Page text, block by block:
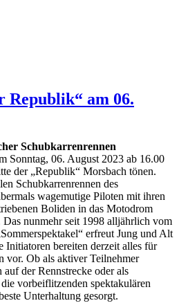
Republik“ am 06.
Schubkarrenrennen
Sonntag, 06. August 2023 ab 16.00
der „Republik“ Morsbach tönen.
Schubkarrenrennen des
wagemutige Piloten mit ihren
Boliden in das Motodrom
nunmehr seit 1998 alljährlich vom
erfreut Jung und Alt
Initiatoren bereiten derzeit alles für
vor. Ob als aktiver Teilnehmer
der Rennstrecke oder als
vorbeiflitzenden spektakulären
Unterhaltung gesorgt.